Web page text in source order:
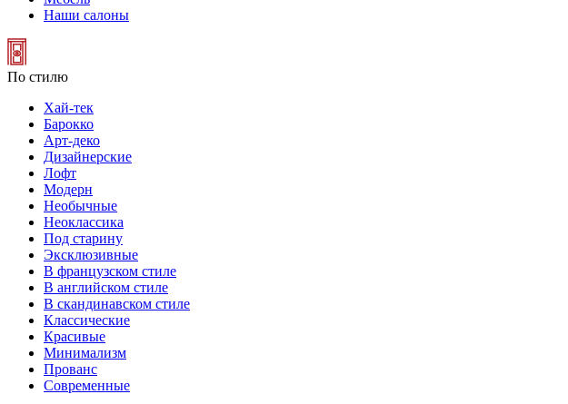
Наши салоны
По стилю
Хай-тек
Барокко
Арт-деко
Дизайнерские
Лофт
Модерн
Необычные
Неоклассика
Под старину
Эксклюзивные
В французском стиле
В английском стиле
В скандинавском стиле
Классические
Красивые
Минимализм
Прованс
Современные